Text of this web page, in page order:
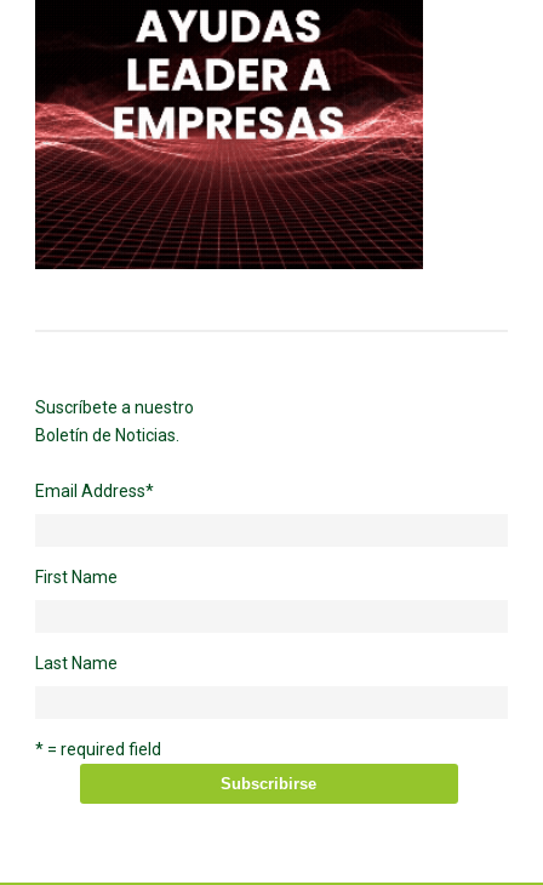
Suscríbete a nuestro
Boletín de Noticias.
Email Address*
First Name
Last Name
* = required field